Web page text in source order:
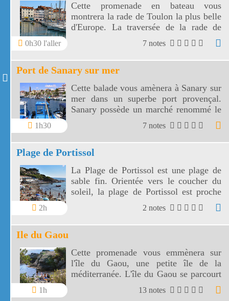
0h30 l'aller
Cette promenade en bateau vous
montrera la rade de Toulon la plus belle
d'Europe. La traversée de la rade de
Toulon se visite depuis le port de La
Seyne sur mer jusqu'au le port de
Toulon.
7 notes
Port de Sanary sur mer
1h30
Cette balade vous amènera à Sanary sur
mer dans un superbe port provençal.
Sanary possède un marché renommé le
mercredi, un port avec ses pointus, des
commerces et les plages sont proches.
7 notes
Plage de Portissol
2h
La Plage de Portissol est une plage de
sable fin. Orientée vers le coucher du
soleil, la plage de Portissol est proche
du centre de Sanary sur Mer.
2 notes
Ile du Gaou
1h
Cette promenade vous emmènera sur
l'île du Gaou, une petite île de la
méditerranée. L'île du Gaou se parcourt
à pied dans un superbe cadre de falaises
et de petites criques.
13 notes